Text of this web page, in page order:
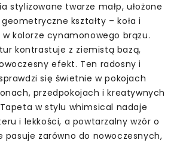
stylizowane twarze małp, ułożone
kształty – koła i
kolorze cynamonowego brązu.
kontrastuje z ziemistą bazą,
efekt. Ten radosny i
się świetnie w pokojach
przedpokojach i kreatywnych
w stylu whimsical nadaje
i lekkości, a powtarzalny wzór o
pasuje zarówno do nowoczesnych,